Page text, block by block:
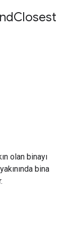
Closest
olan binayı
bina